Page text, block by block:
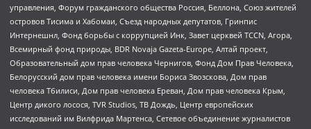
управления, Форум гражданского общества Россия, Беллона, Союз жителей
островов Тисима и Хабомаи, Съезд народных депутатов, Гринпис
Интернешнл, Фонд борьбы с коррупцией Инк, Завет церквей TCCN, Агора,
Всемирный фонд природы, BDR Novaja Gazeta-Europe, Алтай проект,
Образовательный дом прав человека Чернигов, Фонд Дом Прав Человека,
Белорусский дом прав человека имени Бориса Звозскова, Дом прав
человека Тбилиси, Дом прав человека Ереван, Дом прав человека Крым,
Центр дикого лосося, TVR Studios, ТВ Дождь, Центр европейских
исследований им Вилфрида Мартенса, Сетевое объединение журналистов